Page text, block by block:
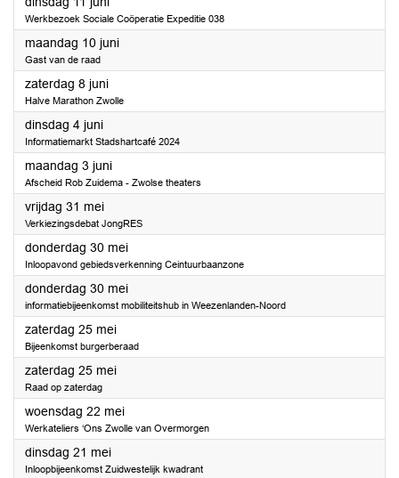
Werkbezoek Sociale Coöperatie Expeditie 038
maandag 10 juni2024
Gast van de raad
zaterdag 8 juni2024
Halve Marathon Zwolle
dinsdag 4 juni2024
Informatiemarkt Stadshartcafé 2024
maandag 3 juni2024
Afscheid Rob Zuidema - Zwolse theaters
vrijdag 31 mei2024
Verkiezingsdebat JongRES
donderdag 30 mei2024
Inloopavond gebiedsverkenning Ceintuurbaanzone
donderdag 30 mei2024
informatiebijeenkomst mobiliteitshub in Weezenlanden-Noord
zaterdag 25 mei2024
Bijeenkomst burgerberaad
zaterdag 25 mei2024
Raad op zaterdag
woensdag 22 mei2024
Werkateliers ‘Ons Zwolle van Overmorgen
dinsdag 21 mei2024
Inloopbijeenkomst Zuidwestelijk kwadrant